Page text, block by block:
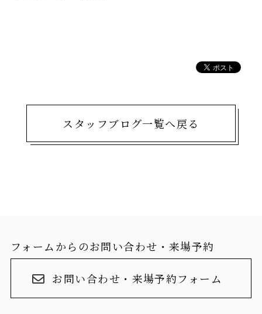
スタッフブログ一覧へ戻る
フォームからのお問い合わせ・来場予約
お問い合わせ・来場予約フォーム